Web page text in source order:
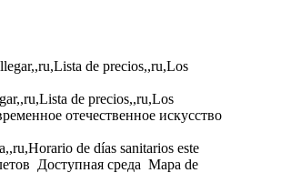
de precios,,ru,Los
de días sanitarios este
Доступная среда Mapa de